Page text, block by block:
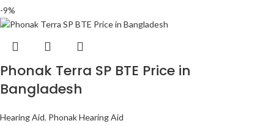
-9%
Phonak Terra SP BTE Price in
Bangladesh
Hearing Aid, Phonak Hearing Aid